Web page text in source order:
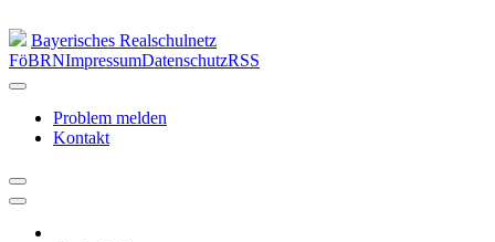
Bayerisches Realschulnetz
FöBRNImpressumDatenschutzRSS
Problem melden
Kontakt